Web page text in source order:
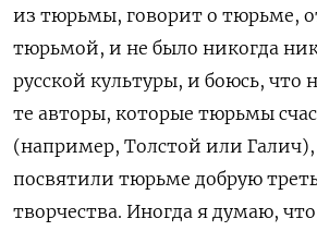
из тюрьмы, говорит о тюрьме,
тюрьмой, и не было никогда
русской культуры, и боюсь, что
те авторы, которые тюрьмы
(например, Толстой или Галич),
посвятили тюрьме добрую треть
творчества. Иногда я думаю,